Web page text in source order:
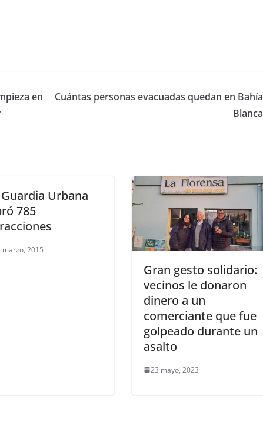
en
Cuántas personas evacuadas quedan en Bahía
Blanca
Guardia Urbana
785
marzo, 2015
Gran gesto solidario:
vecinos le donaron
dinero a un
comerciante que fue
golpeado durante un
asalto
23 mayo, 2023